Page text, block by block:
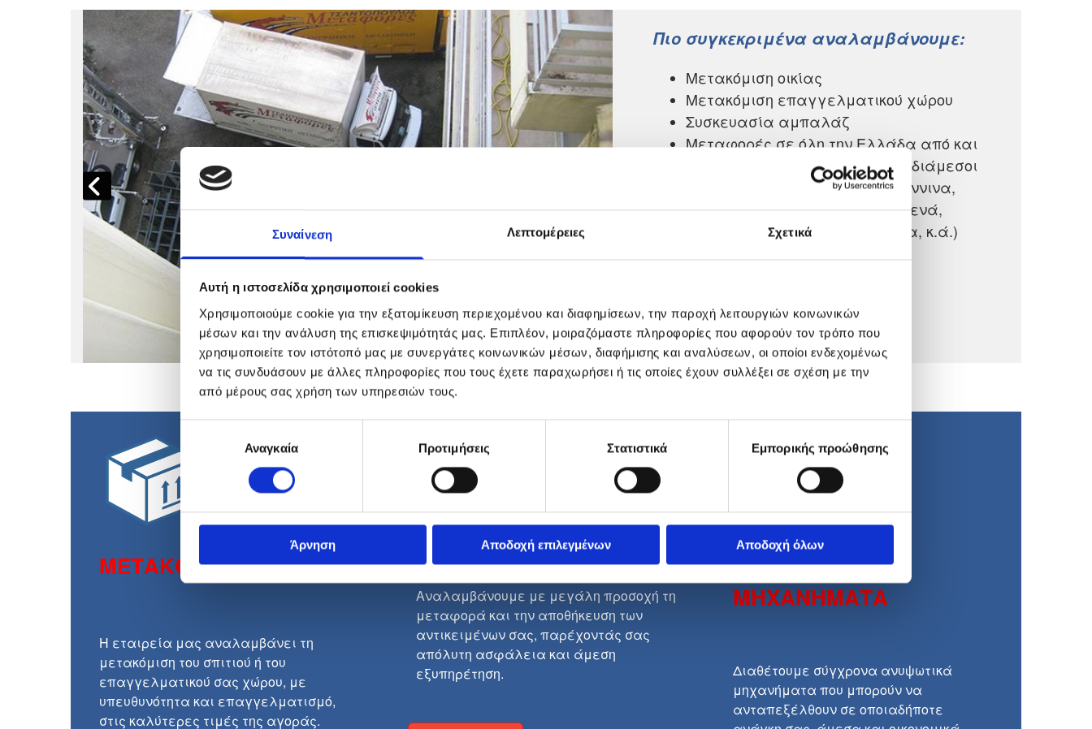
Συναίνεση Λεπτομέρειες Σχετικά
Αυτή η ιστοσελίδα χρησιμοποιεί cookies
Χρησιμοποιούμε cookie για την εξατομίκευση περιεχομένου και διαφημίσεων, την παροχή λειτουργιών κοινωνικών
μέσων και την ανάλυση της επισκεψιμότητάς μας. Επιπλέον, μοιραζόμαστε πληροφορίες που αφορούν τον τρόπο που
χρησιμοποιείτε τον ιστότοπό μας με συνεργάτες κοινωνικών μέσων, διαφήμισης και αναλύσεων, οι οποίοι ενδεχομένως
να τις συνδυάσουν με άλλες πληροφορίες που τους έχετε παραχωρήσει ή τις οποίες έχουν συλλέξει σε σχέση με την
από μέρους σας χρήση των υπηρεσιών τους.
συγκατάθεσηςΑναγκαία Προτιμήσεις Στατιστικά Εμπορικής προώθησης
Άρνηση Αποδοχή επιλεγμένων Αποδοχή όλων
Πιο συγκεκριμένα αναλαμβάνουμε:
Μετακόμιση οικίας
Μετακόμιση επαγγελματικού χώρου
Συσκευασία αμπαλάζ
Μεταφορές σε όλη την Ελλάδα από και
προς Αθήνα - Θεσσαλονίκη - Ενδιάμεσοι
προορισμοί (Αγρίνιο, Άρτα, Ιωάννινα,
Πάτρα, Κόρινθος, Σέρρες, Γρεβενά,
Κοζάνη, Βέροια, Λαμία, Λάρισα, κ.ά.)
ΜΕΤΑΚΟΜΙΣΕΙΣ
Η εταιρεία μας αναλαμβάνει τη
μετακόμιση του σπιτιού ή του
επαγγελματικού σας χώρου, με
υπευθυνότητα και επαγγελματισμό,
στις καλύτερες τιμές της αγοράς.
ΜΕΤΑΦΟΡΕΣ
ΑΠΟΘΗΚΕΥΣ
ΕΙΣ
Αναλαμβάνουμε με μεγάλη προσοχή τη
μεταφορά και την αποθήκευση των
αντικειμένων σας, παρέχοντάς σας
απόλυτη ασφάλεια και άμεση
εξυπηρέτηση.
ΑΝΥΨΩΤΙΚΑ
ΜΗΧΑΝΗΜΑΤΑ
Διαθέτουμε σύγχρονα ανυψωτικά
μηχανήματα που μπορούν να
ανταπεξέλθουν σε οποιαδήποτε